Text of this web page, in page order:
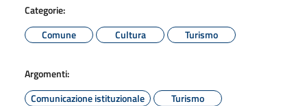
Categorie:
Comune
Cultura Turismo
Argomenti:
Comunicazione istituzionale
Turismo